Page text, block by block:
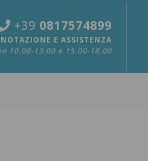
+39 0817574899
E ASSISTENZA
10.00-13.00 e 15.00-18.00